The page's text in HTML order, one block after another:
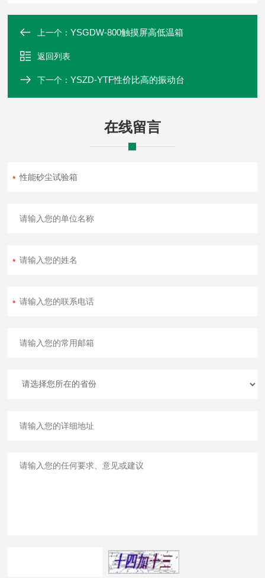
上一个：YSGDW-800触摸屏高低温箱
返回列表
下一个：YSZD-YTF性价比高的振动台
在线留言